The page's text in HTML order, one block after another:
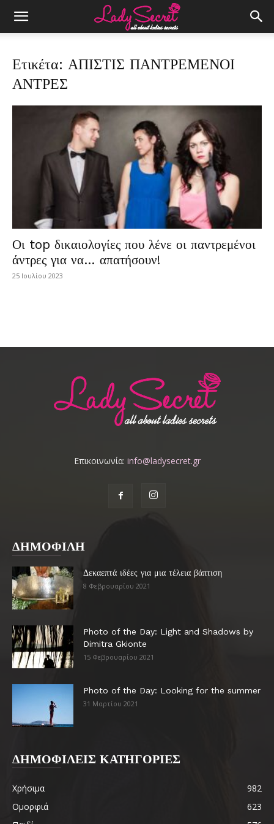
Ετικέτα: ΑΠΙΣΤΙΣ ΠΑΝΤΡΕΜΕΝΟΙ
ΑΝΤΡΕΣ
Οι top δικαιολογίες που λένε οι παντρεμένοι
άντρες για να… απατήσουν!
25 Ιουλίου 2023
Επικοινωνία: info@ladysecret.gr
ΔΗΜΟΦΙΛΗ
Δεκαεπτά ιδέες για μια τέλεια βάπτιση
8 Φεβρουαρίου 2021
Photo of the Day: Light and Shadows by
Dimitra Gkionte
15 Φεβρουαρίου 2021
Photo of the Day: Looking for the summer
31 Μαρτίου 2021
ΔΗΜΟΦΙΛΕΙΣ ΚΑΤΗΓΟΡΙΕΣ
Χρήσιμα
982
Ομορφιά
623